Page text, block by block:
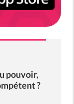
pouvoir,
?